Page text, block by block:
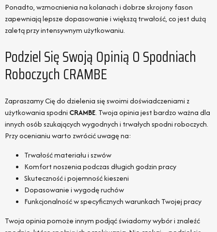
Ponadto, wzmocnienia na kolanach i dobrze skrojony fason
zapewniają lepsze dopasowanie i większą trwałość, co jest dużą
zaletą przy intensywnym użytkowaniu.
Podziel Się Swoją Opinią O Spodniach
Roboczych CRAMBE
Zapraszamy Cię do dzielenia się swoimi doświadczeniami z
użytkowania spodni CRAMBE. Twoja opinia jest bardzo ważna dla
innych osób szukających wygodnych i trwałych spodni roboczych.
Przy ocenianiu warto zwrócić uwagę na:
Trwałość materiału i szwów
Komfort noszenia podczas długich godzin pracy
Skuteczność i pojemność kieszeni
Dopasowanie i wygodę ruchów
Funkcjonalność w specyficznych warunkach Twojej pracy
Twoja opinia pomoże innym podjąć świadomy wybór i znaleźć